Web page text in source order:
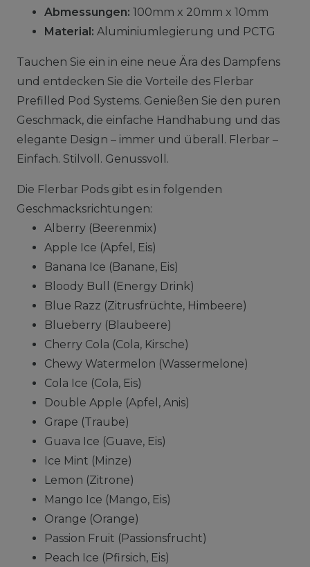
Abmessungen: 100mm x 20mm x 10mm
Material: Aluminiumlegierung und PCTG
Tauchen Sie ein in eine neue Ära des Dampfens
und entdecken Sie die Vorteile des Flerbar
Prefilled Pod Systems. Genießen Sie den puren
Geschmack, die einfache Handhabung und das
elegante Design – immer und überall. Flerbar –
Einfach. Stilvoll. Genussvoll.
Die Flerbar Pods gibt es in folgenden
Geschmacksrichtungen:
Alberry (Beerenmix)
Apple Ice (Apfel, Eis)
Banana Ice (Banane, Eis)
Bloody Bull (Energy Drink)
Blue Razz (Zitrusfrüchte, Himbeere)
Blueberry (Blaubeere)
Cherry Cola (Cola, Kirsche)
Chewy Watermelon (Wassermelone)
Cola Ice (Cola, Eis)
Double Apple (Apfel, Anis)
Grape (Traube)
Guava Ice (Guave, Eis)
Ice Mint (Minze)
Lemon (Zitrone)
Mango Ice (Mango, Eis)
Orange (Orange)
Passion Fruit (Passionsfrucht)
Peach Ice (Pfirsich, Eis)